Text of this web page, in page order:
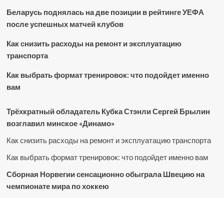
Беларусь поднялась на две позиции в рейтинге УЕФА
после успешных матчей клубов
Как снизить расходы на ремонт и эксплуатацию
транспорта
Как выбрать формат тренировок: что подойдет именно
вам
Трёхкратный обладатель Кубка Стэнли Сергей Брылин
возглавил минское «Динамо»
Как снизить расходы на ремонт и эксплуатацию транспорта
Как выбрать формат тренировок: что подойдет именно вам
Сборная Норвегии сенсационно обыграла Швецию на
чемпионате мира по хоккею